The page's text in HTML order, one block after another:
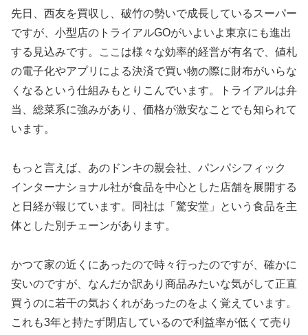
先日、西友を買収し、破竹の勢いで成長しているスーパー
ですが、小型店のトライアルGOがいよいよ東京にも進出
する見込みです。ここは様々な効率的経営が有名で、値札
の電子化やアプリによる決済で買い物の際に財布がいらな
くなるという仕組みもとりこんでいます。トライアルは弁
当、総菜系に強みがあり、価格が激安なことでも知られて
います。
もっと言えば、あのドンキの親会社、パンパシフィック
インターナショナル社が食品を中心とした店舗を展開する
と日経が報じています。同社は「驚安堂」という食品を主
体とした別チェーンがあります。
かつて家の近くにあったので時々行ったのですが、確かに
安いのですが、なんだか訳あり商品みたいな気がして正直
買うのに若干の気おくれがあったのをよく覚えています。
これも3年と持たず閉店しているので利益率が低くて売り